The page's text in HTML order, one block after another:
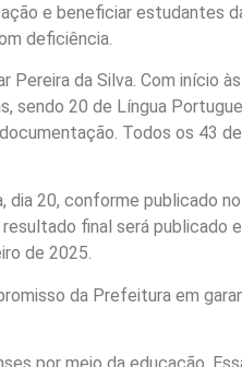
e beneficiar estudantes
deficiência.
da Silva. Com início
sendo 20 de Língua
Todos os 43
20, conforme publicado
final será publicado
de 2025.
da Prefeitura em